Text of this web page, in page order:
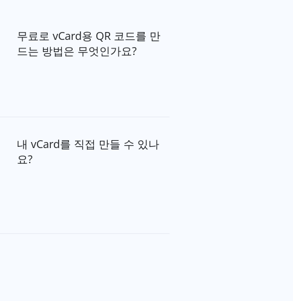
무료로 vCard용 QR 코드를 만
드는 방법은 무엇인가요?
내 vCard를 직접 만들 수 있나
요?